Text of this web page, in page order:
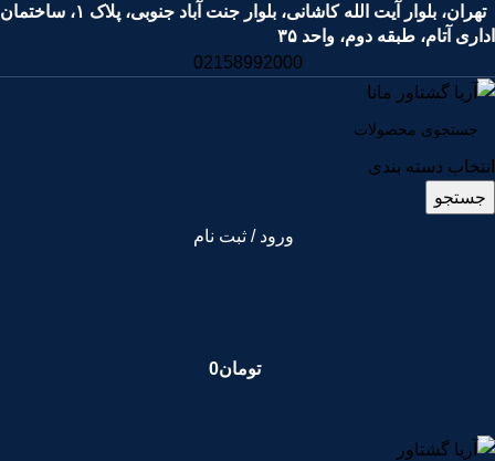
تهران، بلوار آیت الله کاشانی، بلوار جنت آباد جنوبی، پلاک ۱، ساختمان
اداری آتام، طبقه دوم، واحد ۳۵
02158992000
انتخاب دسته بندی
جستجو
ورود / ثبت نام
تومان0